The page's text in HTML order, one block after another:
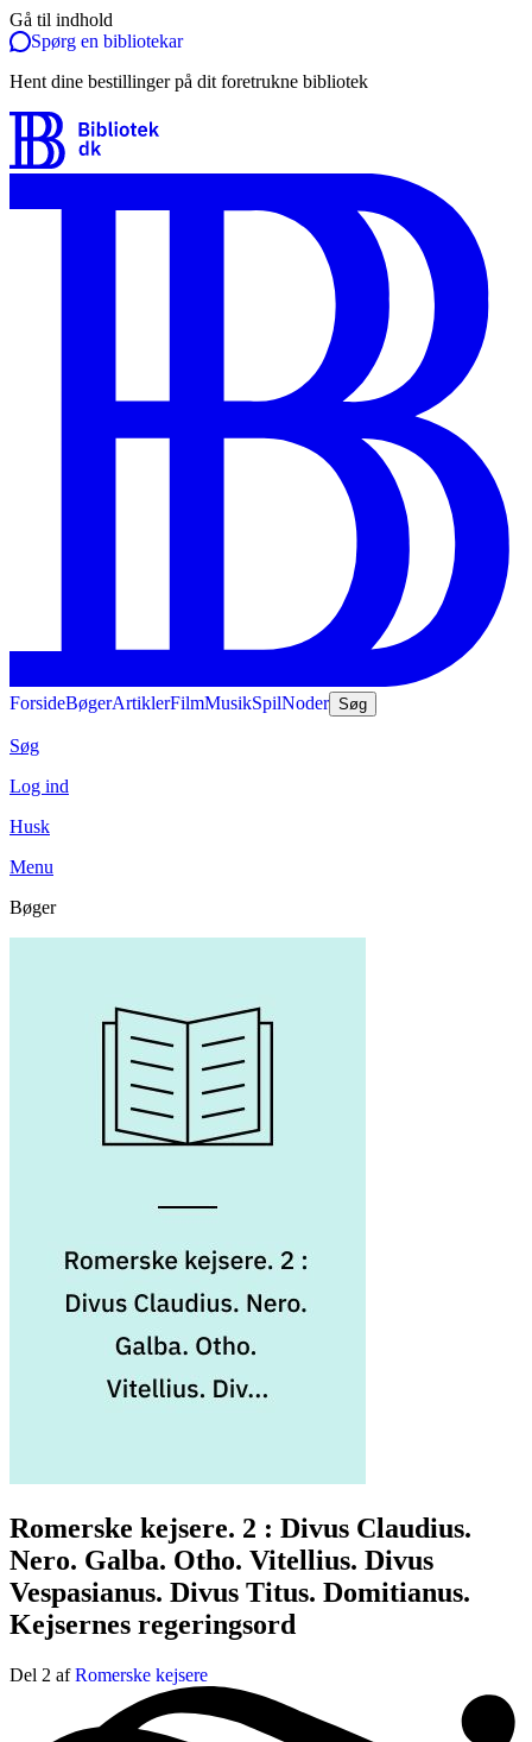
Gå til indhold
Spørg en bibliotekar
Hent dine bestillinger på dit foretrukne bibliotek
ForsideBøgerArtiklerFilmMusikSpilNoder Søg
Søg
Log ind
Husk
Menu
Bøger
Romerske kejsere. 2 : Divus Claudius.
Nero. Galba. Otho. Vitellius. Divus
Vespasianus. Divus Titus. Domitianus.
Kejsernes regeringsord
Del 2 afRomerske kejsere